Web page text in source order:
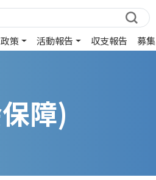
策 活動報告 収支報告 募集
保障)